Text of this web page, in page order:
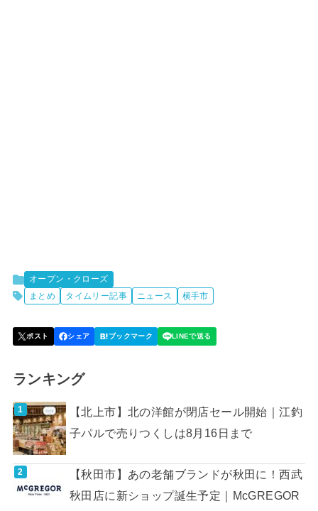
オープン・クローズ
まとめ
タイムリー記事 ニュース 横手市
ランキング
【北上市】北の洋館が閉店セール開始｜江釣
子パルで売りつくしは8月16日まで
【秋田市】あの老舗ブランドが秋田に！西武
秋田店に新ショップ誕生予定｜McGREGOR